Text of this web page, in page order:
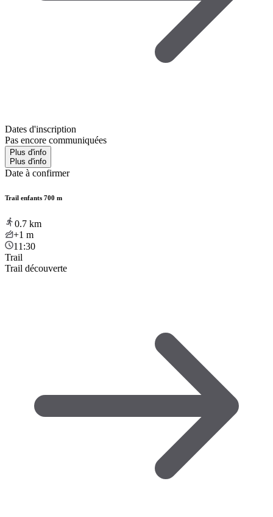
Dates d'inscription
Pas encore communiquées
Plus d'info
Plus d'info
Date à confirmer
Trail enfants 700 m
0.7 km
+1 m
11:30
Trail
Trail découverte